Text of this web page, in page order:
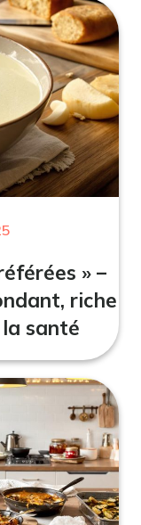
» –
riche
santé